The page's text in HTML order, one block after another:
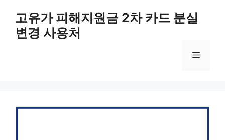
고유가 피해지원금 2차 카드 분실
변경 사용처
메